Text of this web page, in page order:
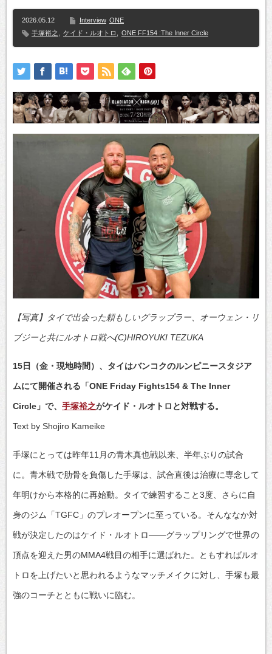
2026.05.12 Interview ONE
手塚裕之
ケイド・ルオトロ ONE FF154 :The Inner Circle
【写真】タイで出会った頼もしいグラップラー、オーウェン・リ
ブジーと共にルオトロ戦へ(C)HIROYUKI TEZUKA
15日（金・現地時間）、タイはバンコクのルンピニースタジア
ムにて開催される「ONE Friday Fights154 & The Inner
Circle」で、 手塚裕之がケイド・ルオトロと対戦する。
Text by Shojiro Kameike
手塚にとっては昨年11月の青木真也戦以来、半年ぶりの試合
に。青木戦で肋骨を負傷した手塚は、試合直後は治療に専念して
年明けから本格的に再始動。タイで練習すること3度、さらに自
身のジム「TGFC」のプレオープンに至っている。そんななか対
戦が決定したのはケイド・ルオトロ――グラップリングで世界の
頂点を迎えた男のMMA4戦目の相手に選ばれた。ともすればルオ
トロを上げたいと思われるようなマッチメイクに対し、手塚も最
強のコーチとともに戦いに臨む。